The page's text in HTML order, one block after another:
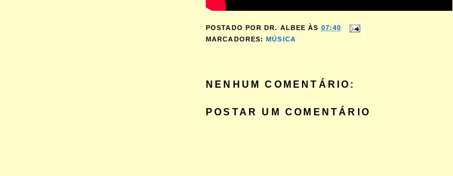
POSTADO POR DR. ALBEE ÀS 07:40
MARCADORES:MÚSICA
NENHUM COMENTÁRIO:
POSTAR UM COMENTÁRIO